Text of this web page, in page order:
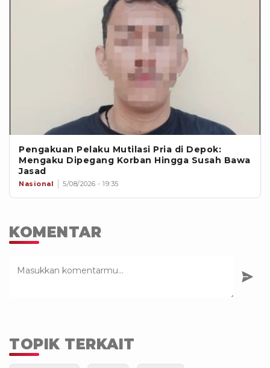
Pengakuan Pelaku Mutilasi Pria di Depok:
Mengaku Dipegang Korban Hingga Susah Bawa
Jasad
Nasional 5/08/2026 - 19:35
KOMENTAR
TOPIK TERKAIT